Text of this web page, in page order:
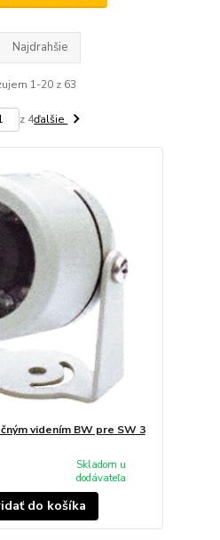
Najdrahšie
1-20 z 63
z 4ďalšie
videním BW pre SW 3
Skladom u
dodávateľa
do košíka